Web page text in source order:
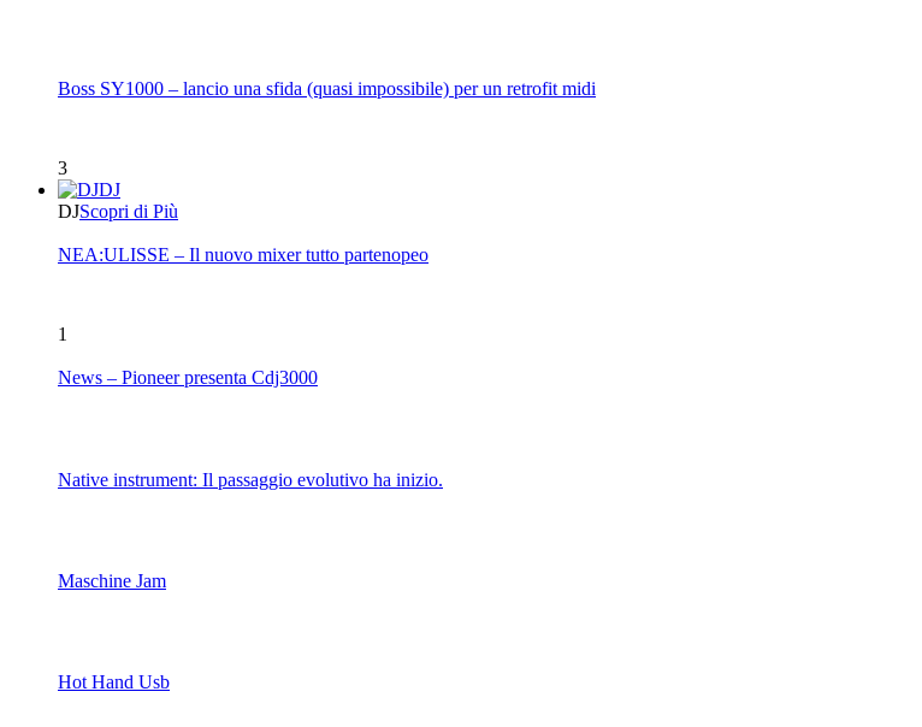
Boss SY1000 – lancio una sfida (quasi impossibile) per un retrofit midi
3
DJ
DJScopri di Più
NEA:ULISSE – Il nuovo mixer tutto partenopeo
1
News – Pioneer presenta Cdj3000
Native instrument: Il passaggio evolutivo ha inizio.
Maschine Jam
Hot Hand Usb